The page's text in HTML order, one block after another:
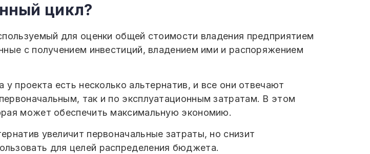
цикл?
для оценки общей стоимости владения предприятием
с получением инвестиций, владением ими и распоряжением
проекта есть несколько альтернатив, и все они отвечают
так и по эксплуатационным затратам. В этом
может обеспечить максимальную экономию.
увеличит первоначальные затраты, но снизит
для целей распределения бюджета.